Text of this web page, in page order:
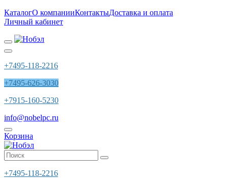
КаталогО компанииКонтактыДоставка и оплата
Личный кабинет
+7495-118-2216
+7495-626-3030
+7915-160-5230
info@nobelpc.ru
Корзина
+7495-118-2216